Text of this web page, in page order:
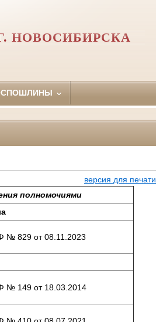
НОВОСИБИРСКА
версия для печати
полномочиями
№ 829 от 08.11.2023
№ 149 от 18.03.2014